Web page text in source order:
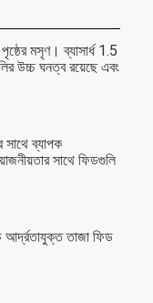
মসৃণ। ব্যাসার্ধ 1.5
উচ্চ ঘনত্ব রয়েছে এবং
সাথে ব্যাপক
সাথে ফিডগুলি
আর্দ্রতাযুক্ত তাজা ফিড